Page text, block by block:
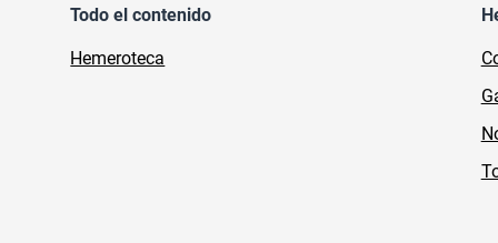
Todo el contenido
Hemeroteca